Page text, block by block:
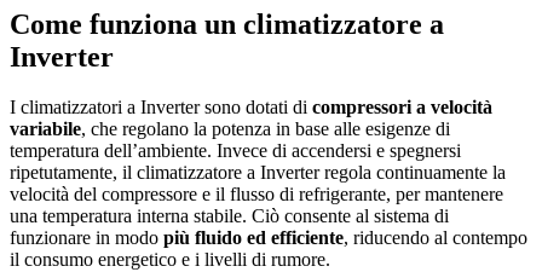
Come funziona un climatizzatore a
Inverter
I climatizzatori a Inverter sono dotati di compressori a velocità
variabile, che regolano la potenza in base alle esigenze di
temperatura dell’ambiente. Invece di accendersi e spegnersi
ripetutamente, il climatizzatore a Inverter regola continuamente la
velocità del compressore e il flusso di refrigerante, per mantenere
una temperatura interna stabile. Ciò consente al sistema di
funzionare in modo più fluido ed efficiente, riducendo al contempo
il consumo energetico e i livelli di rumore.